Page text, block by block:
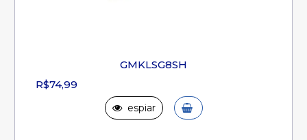
GMKLSG8SH
R$74,99
espiar